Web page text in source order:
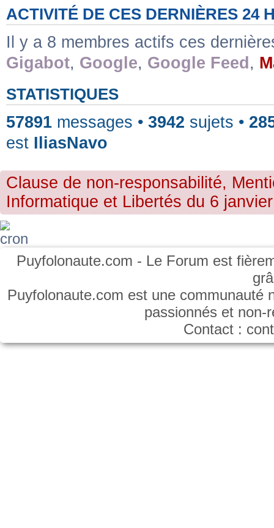
ACTIVITÉ DE CES DERNIÈRES 24
Il y a 8 membres actifs ces
Gigabot, Google, Google Feed ,
STATISTIQUES
57891 messages • 3942 sujets •
est IliasNavo
Clause de non-responsabilité,
Informatique et Libertés du 6
Puyfolonaute.com - Le Forum est
Puyfolonaute.com est une communauté
passionnés et
Contact :